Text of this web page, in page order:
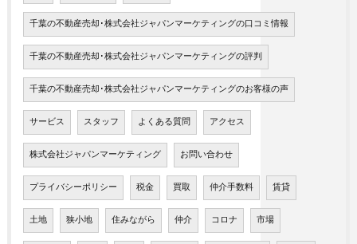
千葉の不動産売却･株式会社ジャパンマーケティングの口コミ情報
千葉の不動産売却･株式会社ジャパンマーケティングの評判
千葉の不動産売却･株式会社ジャパンマーケティングのお客様の声
サービス スタッフ よくある質問 アクセス
株式会社ジャパンマーケティング お問い合わせ
プライバシーポリシー 税金 買取 仲介手数料 賃貸
土地 狭小地 住みながら 仲介 コロナ 市場